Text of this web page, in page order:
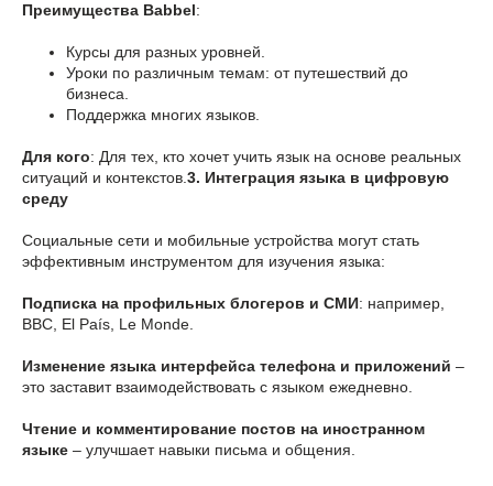
Преимущества Babbel:
Курсы для разных уровней.
Уроки по различным темам: от путешествий до
бизнеса.
Поддержка многих языков.
Для кого: Для тех, кто хочет учить язык на основе реальных
ситуаций и контекстов. 3. Интеграция языка в цифровую
среду
Социальные сети и мобильные устройства могут стать
эффективным инструментом для изучения языка:
Подписка на профильных блогеров и СМИ: например,
BBC, El País, Le Monde.
Изменение языка интерфейса телефона и приложений –
это заставит взаимодействовать с языком ежедневно.
Чтение и комментирование постов на иностранном
языке – улучшает навыки письма и общения.